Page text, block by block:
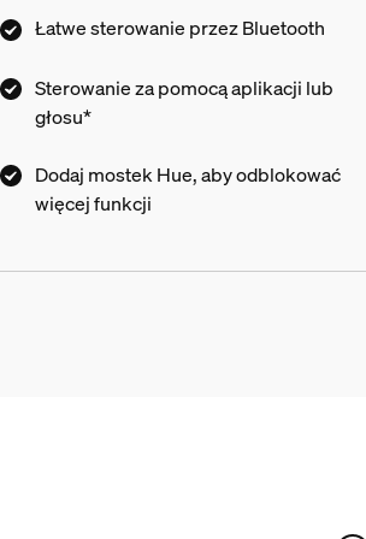
funkcje inteligentnego
Łatwe sterowanie przez Bluetooth
Sterowanie za pomocą aplikacji lub
głosu*
Dodaj mostek Hue, aby odblokować
więcej funkcji